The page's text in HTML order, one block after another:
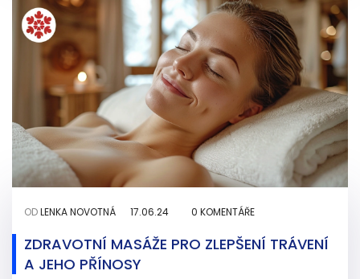
ODLENKA NOVOTNÁ 17.06.24 0 KOMENTÁŘE
ZDRAVOTNÍ MASÁŽE PRO ZLEPŠENÍ TRÁVENÍ
A JEHO PŘÍNOSY